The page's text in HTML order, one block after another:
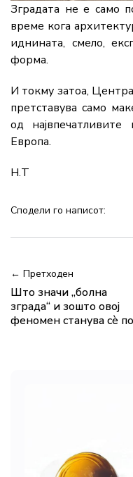
Зградата не е само
време кога
иднината, смело,
форма.
И токму затоа,
претставува само
од
Европа.
Н.Т
Сподели го написот:
← Претходен
Што значи „болна
зграда“ и зошто овој
феномен станува сè